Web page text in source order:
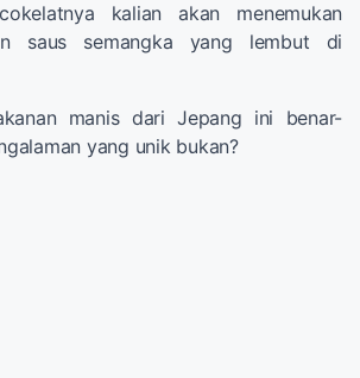
kalian akan menemukan
saus semangka yang lembut di
manis dari Jepang ini benar-
yang unik bukan?